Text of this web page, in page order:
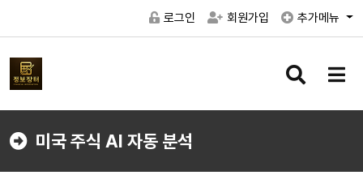
로그인 회원가입 추가메뉴
검
버
메
버
미국 주식 AI 자동 분석